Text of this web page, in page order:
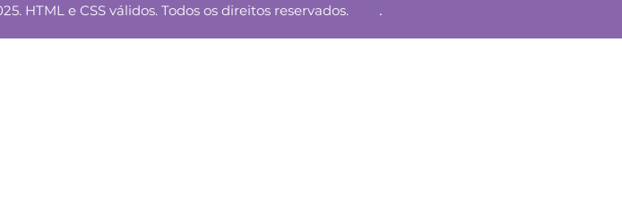
HTML e CSS válidos. Todos os direitos reservados. .